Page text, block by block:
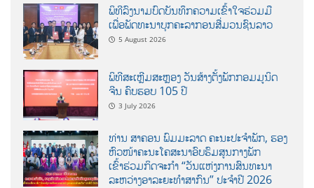
ພິທີລົງນາມບົດບັນທຶກຄວາມເຂົ້າໃຈຮ່ວມມື
ເພື່ອພັດທະນາບຸກຄະລາກອນສື່ມວນຊົນລາວ
5 August 2026
ພິທີສະເຫຼີມສະຫຼອງ ວັນສ້າງຕັ້ງພັກກອມມູນິດ
ຈີນ ຄົບຮອບ 105 ປີ
3 July 2026
ທ່ານ ສາຄອນ ພົມມະລາດ ຄະນະປະຈໍາພັກ, ຮອງ
ຫົວໜ້າຄະນະໂຄສະນາອົບຮົມສູນກາງພັກ
ເຂົ້າຮ່ວມກິດຈະກຳ “ວັນແຫ່ງການສົນທະນາ
ລະຫວ່າງອາລະຍະທຳສາກົນ” ປະຈຳປີ 2026